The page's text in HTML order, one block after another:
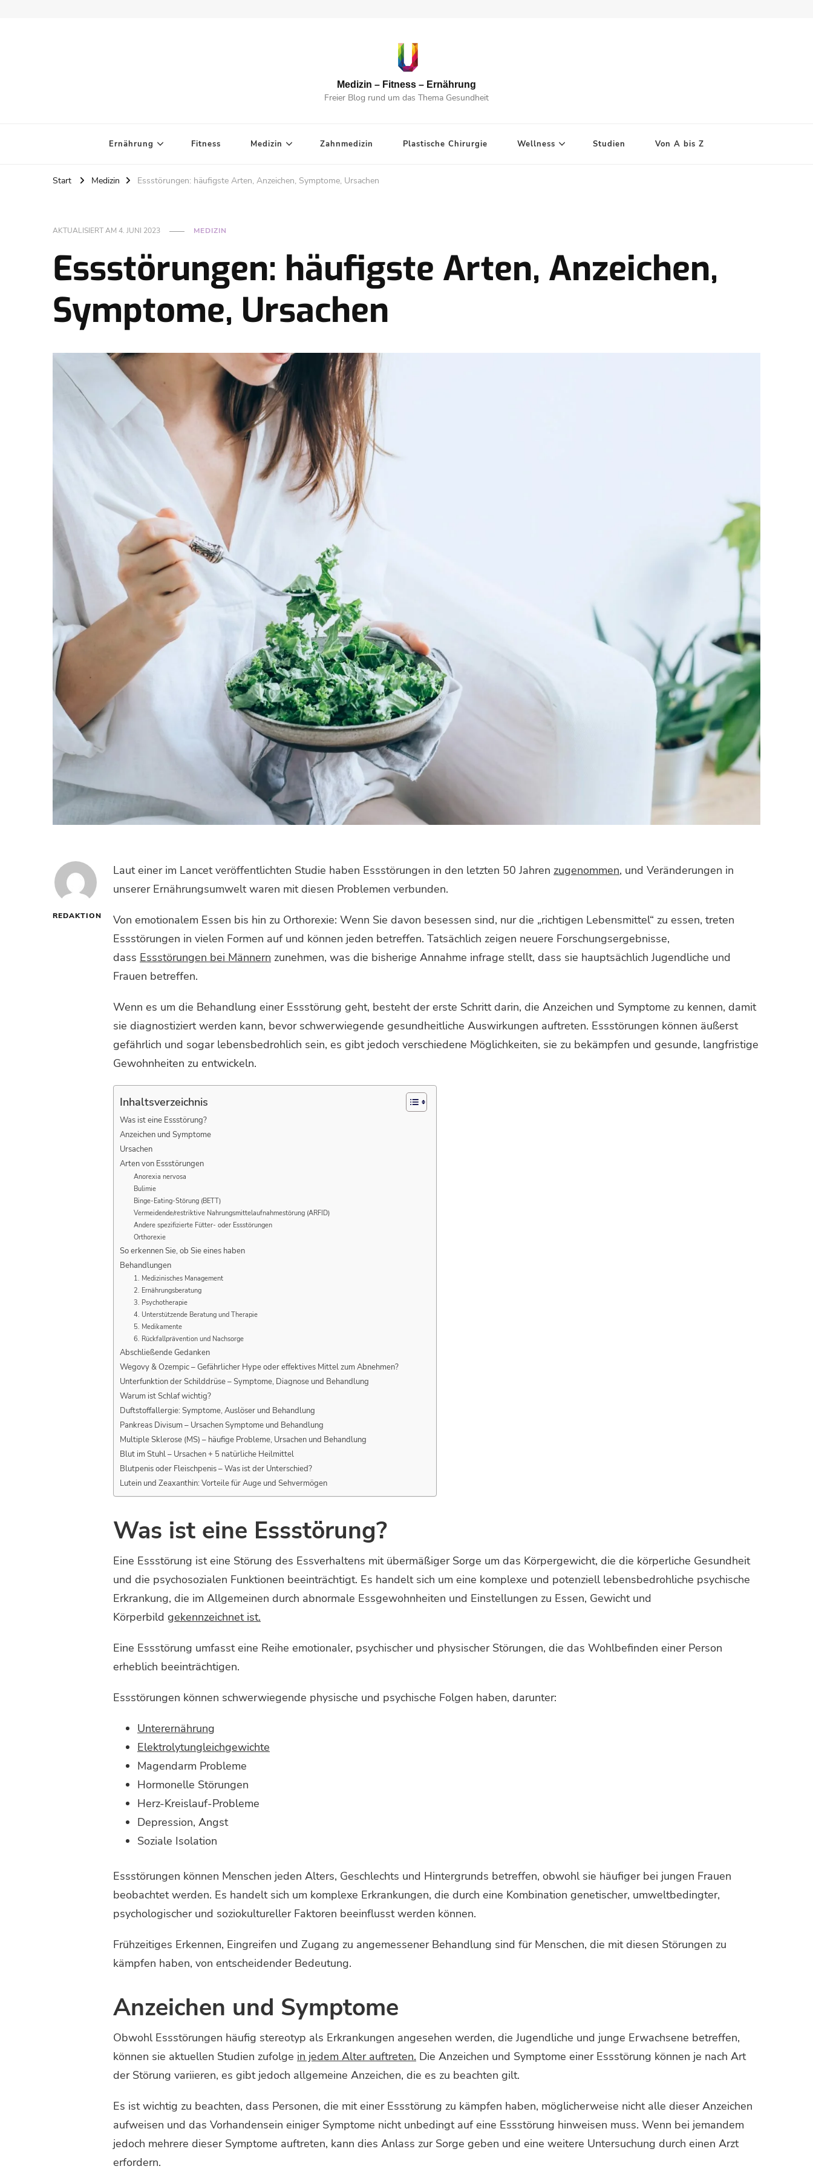
Medizin – Fitness – Ernährung
Freier Blog rund um das Thema Gesundheit
Ernährung Fitness Medizin Zahnmedizin Plastische Chirurgie Wellness Studien Von A bis Z
Start Medizin Essstörungen: häufigste Arten, Anzeichen, Symptome, Ursachen
AKTUALISIERT AM 4. JUNI 2023 MEDIZIN
Essstörungen: häufigste Arten, Anzeichen,
Symptome, Ursachen
REDAKTION
Laut einer im Lancet veröffentlichten Studie haben Essstörungen in den letzten 50 Jahren zugenommen, und Veränderungen in
unserer Ernährungsumwelt waren mit diesen Problemen verbunden.
Von emotionalem Essen bis hin zu Orthorexie: Wenn Sie davon besessen sind, nur die „richtigen Lebensmittel“ zu essen, treten
Essstörungen in vielen Formen auf und können jeden betreffen. Tatsächlich zeigen neuere Forschungsergebnisse,
dass Essstörungen bei Männern zunehmen, was die bisherige Annahme infrage stellt, dass sie hauptsächlich Jugendliche und
Frauen betreffen.
Wenn es um die Behandlung einer Essstörung geht, besteht der erste Schritt darin, die Anzeichen und Symptome zu kennen, damit
sie diagnostiziert werden kann, bevor schwerwiegende gesundheitliche Auswirkungen auftreten. Essstörungen können äußerst
gefährlich und sogar lebensbedrohlich sein, es gibt jedoch verschiedene Möglichkeiten, sie zu bekämpfen und gesunde, langfristige
Gewohnheiten zu entwickeln.
Inhaltsverzeichnis
Was ist eine Essstörung?
Anzeichen und Symptome
Ursachen
Arten von Essstörungen
Anorexia nervosa
Bulimie
Binge-Eating-Störung (BETT)
Vermeidende/restriktive Nahrungsmittelaufnahmestörung (ARFID)
Andere spezifizierte Fütter- oder Essstörungen
Orthorexie
So erkennen Sie, ob Sie eines haben
Behandlungen
1. Medizinisches Management
2. Ernährungsberatung
3. Psychotherapie
4. Unterstützende Beratung und Therapie
5. Medikamente
6. Rückfallprävention und Nachsorge
Abschließende Gedanken
Wegovy & Ozempic – Gefährlicher Hype oder effektives Mittel zum Abnehmen?
Unterfunktion der Schilddrüse – Symptome, Diagnose und Behandlung
Warum ist Schlaf wichtig?
Duftstoffallergie: Symptome, Auslöser und Behandlung
Pankreas Divisum – Ursachen Symptome und Behandlung
Multiple Sklerose (MS) – häufige Probleme, Ursachen und Behandlung
Blut im Stuhl – Ursachen + 5 natürliche Heilmittel
Blutpenis oder Fleischpenis – Was ist der Unterschied?
Lutein und Zeaxanthin: Vorteile für Auge und Sehvermögen
Was ist eine Essstörung?
Eine Essstörung ist eine Störung des Essverhaltens mit übermäßiger Sorge um das Körpergewicht, die die körperliche Gesundheit
und die psychosozialen Funktionen beeinträchtigt. Es handelt sich um eine komplexe und potenziell lebensbedrohliche psychische
Erkrankung, die im Allgemeinen durch abnormale Essgewohnheiten und Einstellungen zu Essen, Gewicht und
Körperbild gekennzeichnet ist.
Eine Essstörung umfasst eine Reihe emotionaler, psychischer und physischer Störungen, die das Wohlbefinden einer Person
erheblich beeinträchtigen.
Essstörungen können schwerwiegende physische und psychische Folgen haben, darunter:
Unterernährung
Elektrolytungleichgewichte
Magendarm Probleme
Hormonelle Störungen
Herz-Kreislauf-Probleme
Depression, Angst
Soziale Isolation
Essstörungen können Menschen jeden Alters, Geschlechts und Hintergrunds betreffen, obwohl sie häufiger bei jungen Frauen
beobachtet werden. Es handelt sich um komplexe Erkrankungen, die durch eine Kombination genetischer, umweltbedingter,
psychologischer und soziokultureller Faktoren beeinflusst werden können.
Frühzeitiges Erkennen, Eingreifen und Zugang zu angemessener Behandlung sind für Menschen, die mit diesen Störungen zu
kämpfen haben, von entscheidender Bedeutung.
Anzeichen und Symptome
Obwohl Essstörungen häufig stereotyp als Erkrankungen angesehen werden, die Jugendliche und junge Erwachsene betreffen,
können sie aktuellen Studien zufolge in jedem Alter auftreten. Die Anzeichen und Symptome einer Essstörung können je nach Art
der Störung variieren, es gibt jedoch allgemeine Anzeichen, die es zu beachten gilt.
Es ist wichtig zu beachten, dass Personen, die mit einer Essstörung zu kämpfen haben, möglicherweise nicht alle dieser Anzeichen
aufweisen und das Vorhandensein einiger Symptome nicht unbedingt auf eine Essstörung hinweisen muss. Wenn bei jemandem
jedoch mehrere dieser Symptome auftreten, kann dies Anlass zur Sorge geben und eine weitere Untersuchung durch einen Arzt
erfordern.